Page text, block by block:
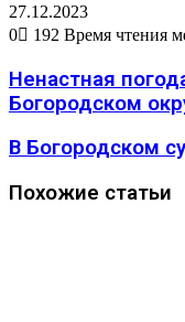
27.12.2023
0
192 Время чтения
Ненастная
Богородском
В Богородском
Похожие статьи